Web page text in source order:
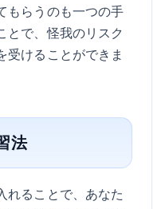
もらうのも一つの手
とで、怪我のリスク
受けることができま
法
れることで、あなた